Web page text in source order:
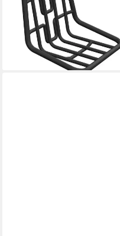
LR-F03 Frontgepäckträger
für Winora Yakun/Radius 2
Schwarz
23,70 €
lieferbar - in 6-7 Werktagen bei dir